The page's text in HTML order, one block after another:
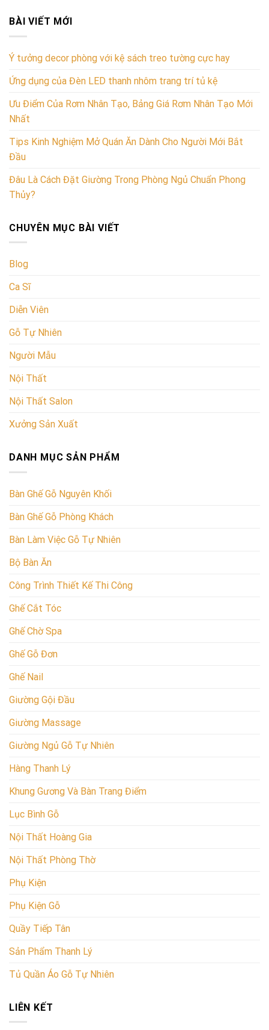
BÀI VIẾT MỚI
Ý tưởng decor phòng với kệ sách treo tường cực hay
Ứng dụng của Đèn LED thanh nhôm trang trí tủ kệ
Ưu Điểm Của Rơm Nhân Tạo, Bảng Giá Rơm Nhân Tạo Mới
Nhất
Tips Kinh Nghiệm Mở Quán Ăn Dành Cho Người Mới Bắt
Đầu
Đâu Là Cách Đặt Giường Trong Phòng Ngủ Chuẩn Phong
Thủy?
CHUYÊN MỤC BÀI VIẾT
Blog
Ca Sĩ
Diễn Viên
Gỗ Tự Nhiên
Người Mẫu
Nội Thất
Nội Thất Salon
Xưởng Sản Xuất
DANH MỤC SẢN PHẨM
Bàn Ghế Gỗ Nguyên Khối
Bàn Ghế Gỗ Phòng Khách
Bàn Làm Việc Gỗ Tự Nhiên
Bộ Bàn Ăn
Công Trình Thiết Kế Thi Công
Ghế Cắt Tóc
Ghế Chờ Spa
Ghế Gỗ Đơn
Ghế Nail
Giường Gội Đầu
Giường Massage
Giường Ngủ Gỗ Tự Nhiên
Hàng Thanh Lý
Khung Gương Và Bàn Trang Điểm
Lục Bình Gỗ
Nội Thất Hoàng Gia
Nội Thất Phòng Thờ
Phụ Kiện
Phụ Kiện Gỗ
Quầy Tiếp Tân
Sản Phẩm Thanh Lý
Tủ Quần Áo Gỗ Tự Nhiên
LIÊN KẾT